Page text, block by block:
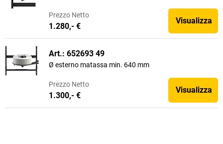
Prezzo Netto
1.280,- €
Visualizza
Art.: 652693 49
Ø esterno matassa min. 640 mm
Prezzo Netto
1.300,- €
Visualizza